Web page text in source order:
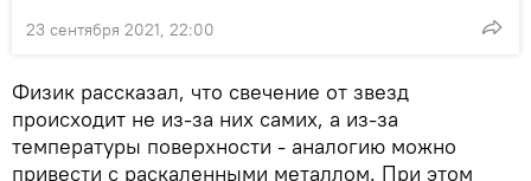
23 сентября 2021, 22:00
Физик рассказал, что свечение от звезд
происходит не из-за них самих, а из-за
температуры поверхности - аналогию можно
привести с раскаленными металлом. При этом